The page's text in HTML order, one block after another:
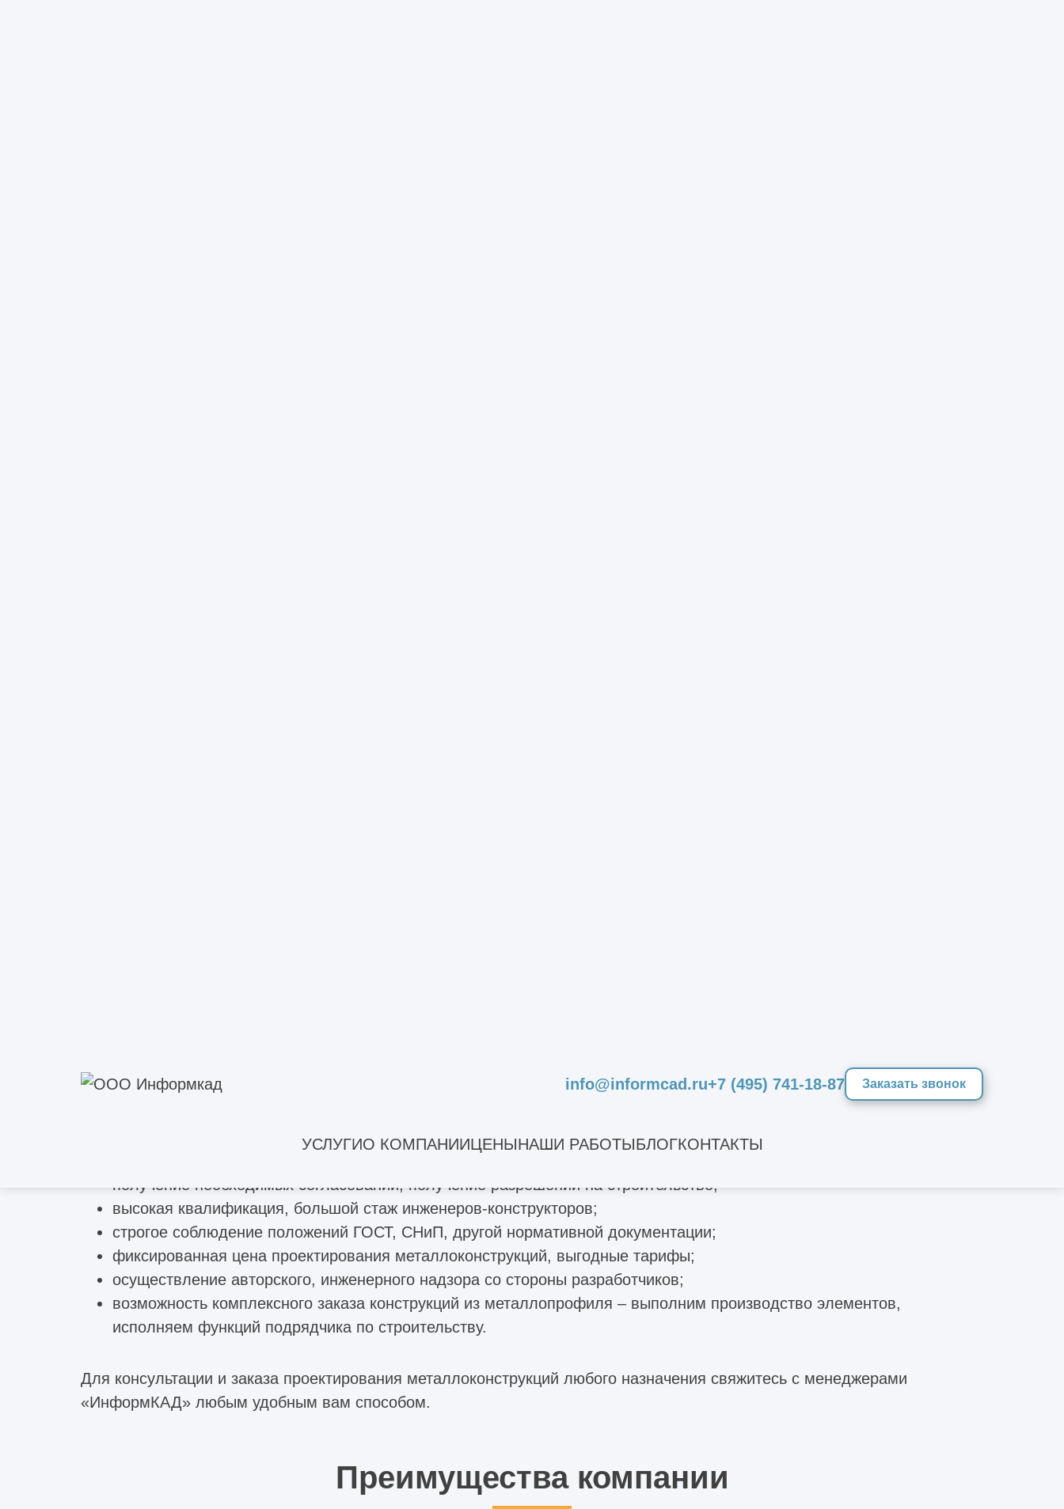
info@informcad.ru+7 (495) 741-18-87 Заказать звонок
УСЛУГИО КОМПАНИИЦЕНЫНАШИ РАБОТЫБЛОГКОНТАКТЫ
Наша компания проектирует все виды металлоконструкций. Предлагаем такие преимущества для клиентов:
оперативная подготовка полного комплекта проектных документов под ключ;
получение необходимых согласований, получение разрешений на строительство;
высокая квалификация, большой стаж инженеров-конструкторов;
строгое соблюдение положений ГОСТ, СНиП, другой нормативной документации;
фиксированная цена проектирования металлоконструкций, выгодные тарифы;
осуществление авторского, инженерного надзора со стороны разработчиков;
возможность комплексного заказа конструкций из металлопрофиля – выполним производство элементов,
исполняем функций подрядчика по строительству.
Для консультации и заказа проектирования металлоконструкций любого назначения свяжитесь с менеджерами
«ИнформКАД» любым удобным вам способом.
Преимущества компании